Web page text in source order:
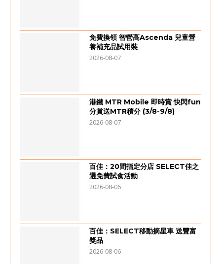
免費換領 智營高Ascenda 兒童營
養補充品試用裝
2026-08-07
港鐵 MTR Mobile 即時賞 快閃fun
分賞送MTR積分 (3/8-9/8)
2026-08-07
百佳：20間指定分店 SELECT佳之
選免費試食活動
2026-08-06
百佳：SELECT移動摘星車 送豐富
獎品
2026-08-06